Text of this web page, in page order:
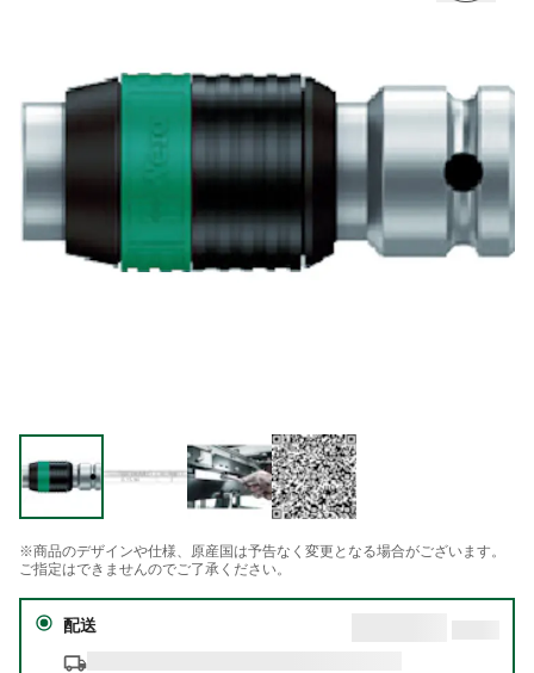
※商品のデザインや仕様、原産国は予告なく変更となる場合がございます。
ご指定はできませんのでご了承ください。
配送